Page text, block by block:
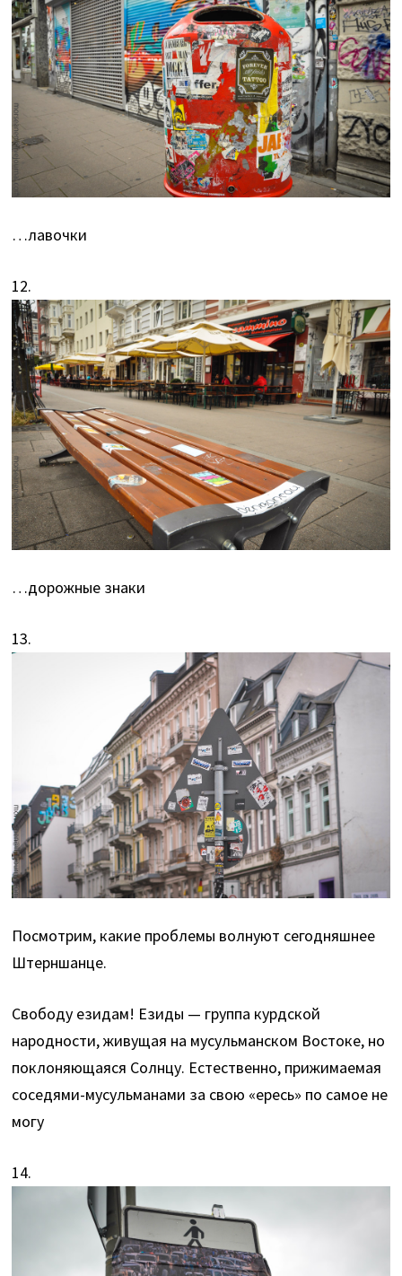
…лавочки
12.
…дорожные знаки
13.
Посмотрим, какие проблемы волнуют сегодняшнее
Штерншанце.
Свободу езидам! Езиды — группа курдской
народности, живущая на мусульманском Востоке, но
поклоняющаяся Солнцу. Естественно, прижимаемая
соседями-мусульманами за свою «ересь» по самое не
могу
14.